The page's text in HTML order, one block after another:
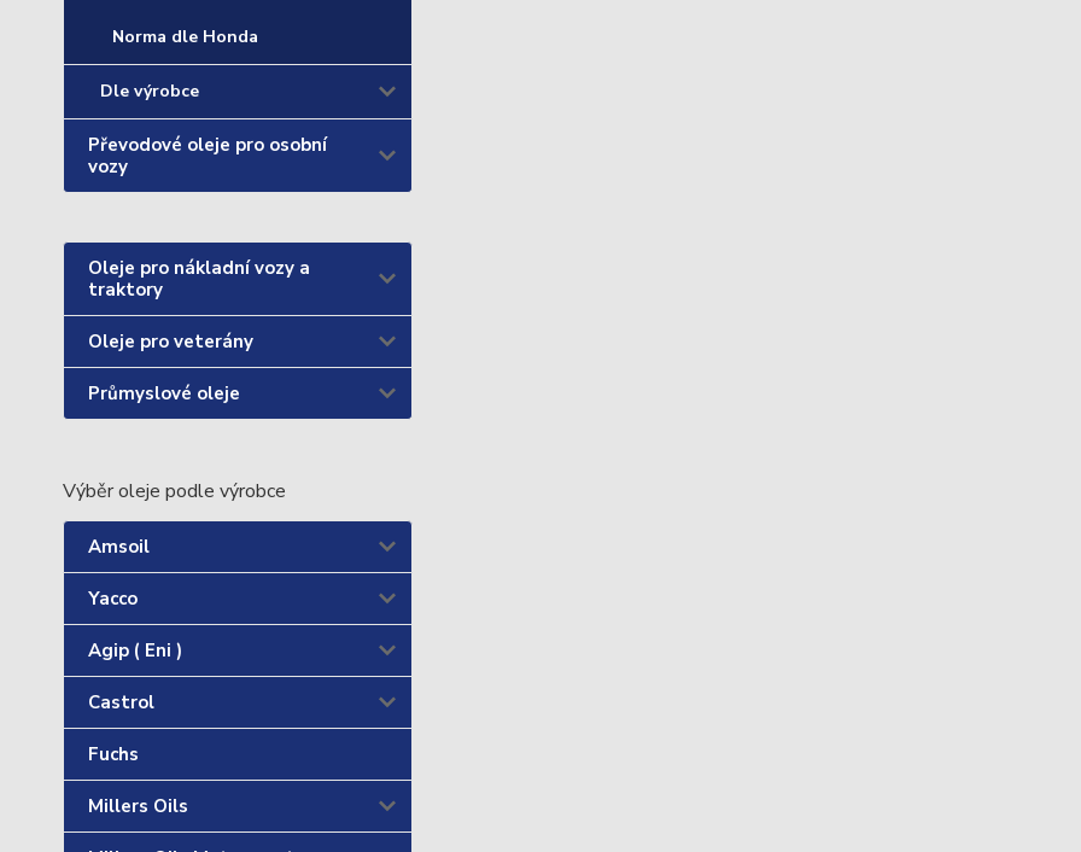
Norma dle Honda
Dle výrobce
Převodové oleje pro osobní
vozy
Oleje pro nákladní vozy a
traktory
Oleje pro veterány
Průmyslové oleje
Výběr oleje podle výrobce
Amsoil
Yacco
Agip ( Eni )
Castrol
Fuchs
Millers Oils